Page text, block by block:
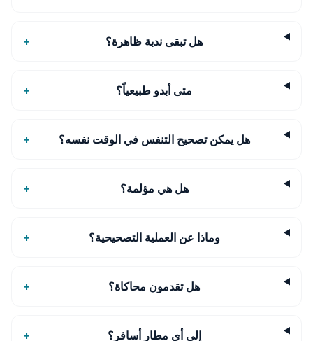
هل تبقى ندبة ظاهرة؟ +
متى أبدو طبيعياً؟ +
هل يمكن تصحيح التنفس في الوقت نفسه؟ +
هل هي مؤلمة؟ +
وماذا عن العملية التصحيحية؟ +
هل تقدمون محاكاة؟ +
إلى أي مطار أسافر؟ +